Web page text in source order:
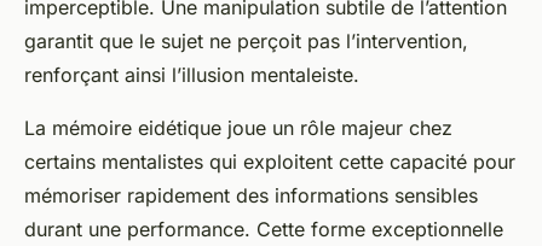
imperceptible. Une manipulation subtile de l’attention
garantit que le sujet ne perçoit pas l’intervention,
renforçant ainsi l’illusion mentaleiste.
La mémoire eidétique joue un rôle majeur chez
certains mentalistes qui exploitent cette capacité pour
mémoriser rapidement des informations sensibles
durant une performance. Cette forme exceptionnelle